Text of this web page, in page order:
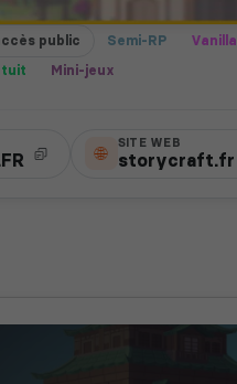
public Semi-RP
Vanilla
Mini-jeux
SITE WEB
storycraft.fr